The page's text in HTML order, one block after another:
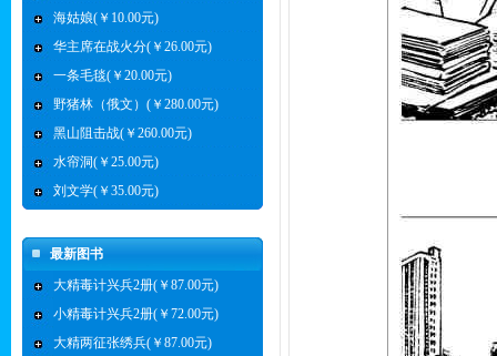
海姑娘(￥10.00元)
华主席在战火分(￥26.00元)
一条毛毯(￥20.00元)
野猪林（俄文）(￥280.00元)
黑山阻击战(￥260.00元)
水帘洞(￥25.00元)
刘文学(￥35.00元)
最新图书
大精毒计兴兵2册(￥87.00元)
小精毒计兴兵2册(￥72.00元)
大精两征张绣兵(￥87.00元)